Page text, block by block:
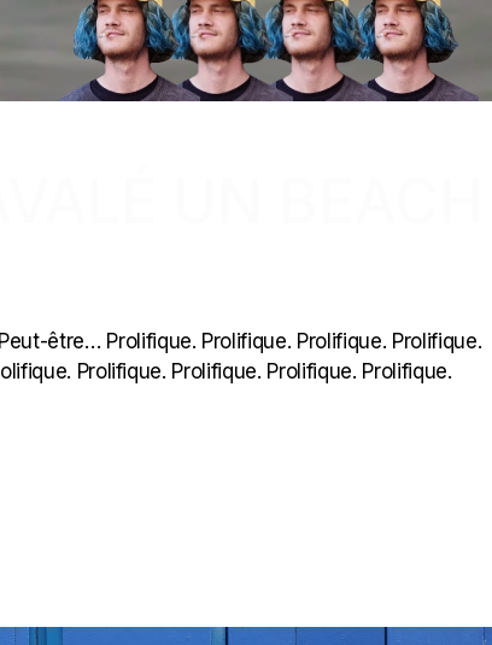
être… Prolifique. Prolifique. Prolifique. Prolifique.
Prolifique. Prolifique. Prolifique. Prolifique.